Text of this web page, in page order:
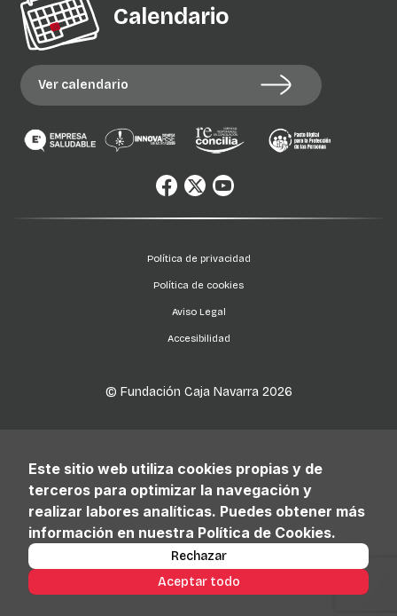
Este sitio web utiliza cookies propias y de
terceros para optimizar la navegación y
realizar labores analíticas. Puedes obtener más
información en nuestra Política de Cookies.
Rechazar
Aceptar todo
Calendario
Ver calendario
Política de privacidad
Política de cookies
Aviso Legal
Accesibilidad
© Fundación Caja Navarra 2026